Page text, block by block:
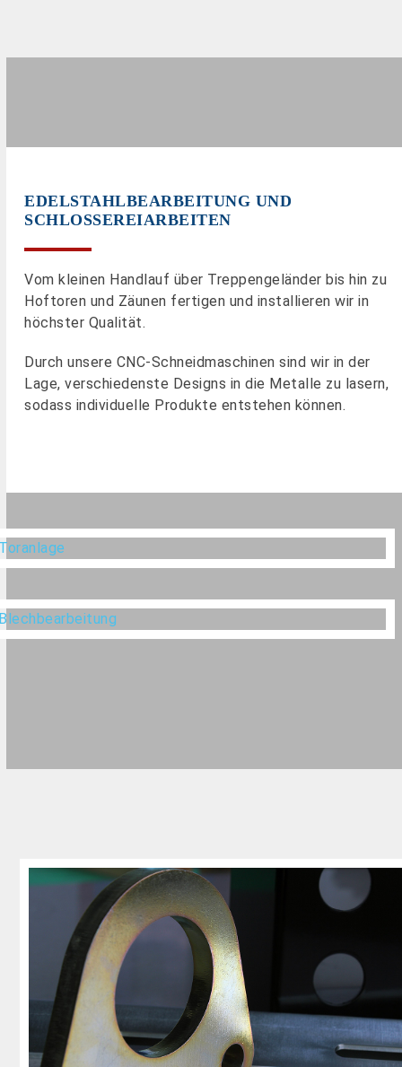
EDELSTAHLBEARBEITUNG UND
SCHLOSSEREIARBEITEN
Vom kleinen Handlauf über Treppengeländer bis hin zu
Hoftoren und Zäunen fertigen und installieren wir in
höchster Qualität.
Durch unsere CNC-Schneidmaschinen sind wir in der
Lage, verschiedenste Designs in die Metalle zu lasern,
sodass individuelle Produkte entstehen können.